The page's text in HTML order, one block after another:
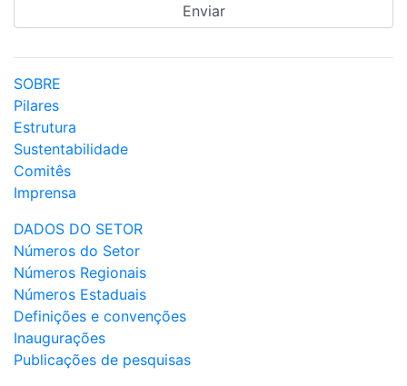
SOBRE
Pilares
Estrutura
Sustentabilidade
Comitês
Imprensa
DADOS DO SETOR
Números do Setor
Números Regionais
Números Estaduais
Definições e convenções
Inaugurações
Publicações de pesquisas